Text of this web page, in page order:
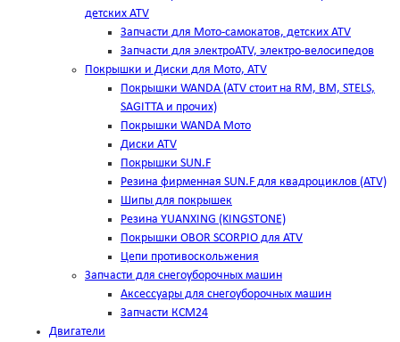
детских ATV
Запчасти для Мото-самокатов, детских ATV
Запчасти для электроATV, электро-велосипедов
Покрышки и Диски для Мото, ATV
Покрышки WANDA (АТV стоит на RM, BM, STELS,
SAGITTA и прочих)
Покрышки WANDA Мото
Диски ATV
Покрышки SUN.F
Резина фирменная SUN.F для квадроциклов (АТV)
Шипы для покрышек
Резина YUANXING (KINGSTONE)
Покрышки OBOR SCORPIO для ATV
Цепи противоскольжения
Запчасти для снегоуборочных машин
Аксессуары для снегоуборочных машин
Запчасти КСМ24
Двигатели